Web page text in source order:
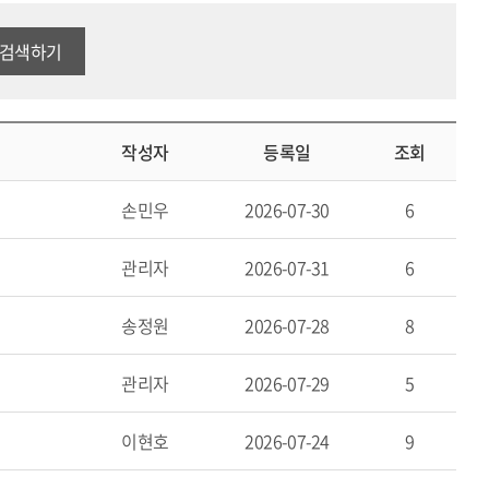
색하기
작성자 등록일 조회
손민우 2026-07-30 6
관리자 2026-07-31 6
송정원 2026-07-28 8
관리자 2026-07-29 5
이현호 2026-07-24 9